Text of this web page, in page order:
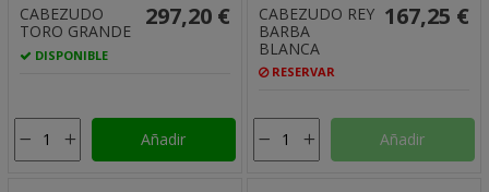
CABEZUDO
TORO GRANDE
DISPONIBLE
297,20 €
Añadir
CABEZUDO REY
BARBA
BLANCA
RESERVAR
167,25 €
Añadir